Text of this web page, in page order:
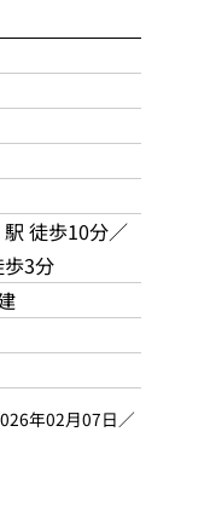
徒歩10分／
3分
年02月07日／